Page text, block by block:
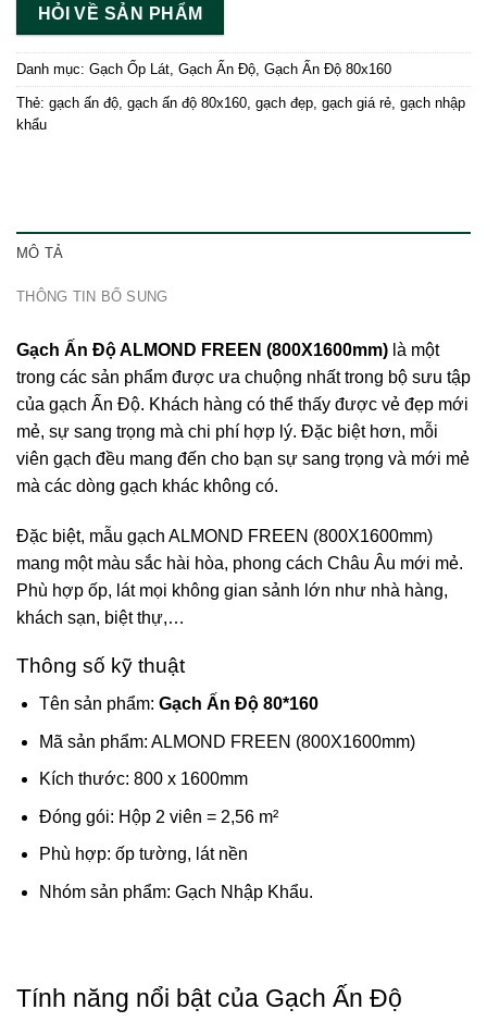
HỎI VỀ SẢN PHẨM
Danh mục: Gạch Ốp Lát, Gạch Ấn Độ, Gạch Ấn Độ 80x160
Thẻ: gạch ấn độ, gạch ấn độ 80x160, gạch đẹp, gạch giá rẻ, gạch nhập
khẩu
MÔ TẢ
THÔNG TIN BỔ SUNG
Gạch Ấn Độ ALMOND FREEN (800X1600mm) là một
trong các sản phẩm được ưa chuộng nhất trong bộ sưu tập
của gạch Ấn Độ. Khách hàng có thể thấy được vẻ đẹp mới
mẻ, sự sang trọng mà chi phí hợp lý. Đặc biệt hơn, mỗi
viên gạch đều mang đến cho bạn sự sang trọng và mới mẻ
mà các dòng gạch khác không có.
Đặc biệt, mẫu gạch ALMOND FREEN (800X1600mm)
mang một màu sắc hài hòa, phong cách Châu Âu mới mẻ.
Phù hợp ốp, lát mọi không gian sảnh lớn như nhà hàng,
khách sạn, biệt thự,…
Thông số kỹ thuật
Tên sản phẩm: Gạch Ấn Độ 80*160
Mã sản phẩm: ALMOND FREEN (800X1600mm)
Kích thước: 800 x 1600mm
Đóng gói: Hộp 2 viên = 2,56 m²
Phù hợp: ốp tường, lát nền
Nhóm sản phẩm: Gạch Nhập Khẩu.
Tính năng nổi bật của Gạch Ấn Độ